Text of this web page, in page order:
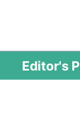
Editor's